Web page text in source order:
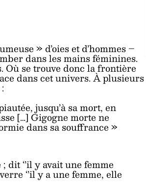
» d’oies et d’hommes –
dans les mains féminines.
Où se trouve donc la frontière
dans cet univers. À plusieurs
jusqu’à sa mort, en
[…] Gigogne morte ne
dans sa souffrance »
‘’il y avait une femme
‘’il y a une femme, elle